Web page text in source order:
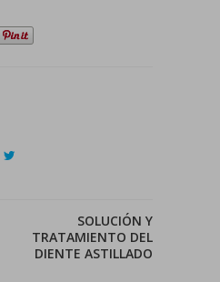
SOLUCIÓN Y
TRATAMIENTO DEL
DIENTE ASTILLADO